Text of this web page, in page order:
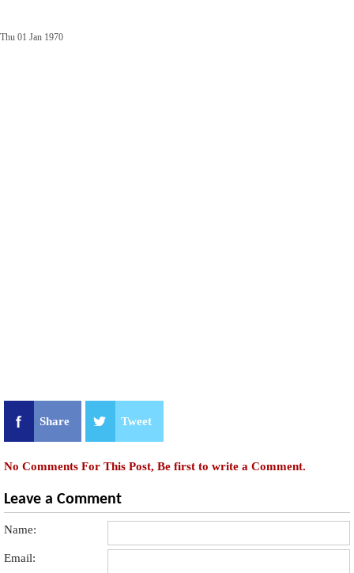
Thu 01 Jan 1970
Share Tweet
No Comments For This Post, Be first to write a Comment.
Leave a Comment
Name:
Email: